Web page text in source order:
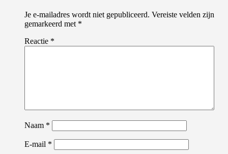
Je e-mailadres wordt niet gepubliceerd. Vereiste velden zijn
gemarkeerd met *
Reactie *
Naam *
E-mail *